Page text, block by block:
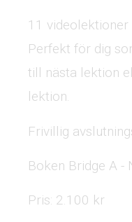
11
Perfekt för dig
till nästa lektion
lektion.
Frivillig
Boken Bridge A
Pris: 2.100 kr